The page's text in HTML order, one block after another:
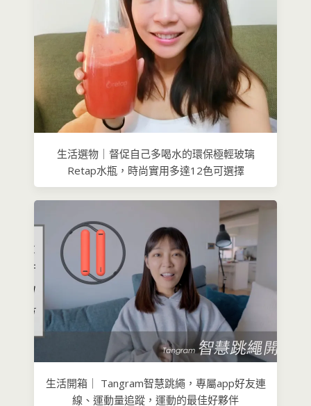
生活選物｜督促自己多喝水的環保極輕玻璃
Retap水瓶，時尚實用多達12色可選擇
生活開箱｜ Tangram智慧跳繩，專屬app好友連
線、運動量追蹤，運動的最佳好夥伴